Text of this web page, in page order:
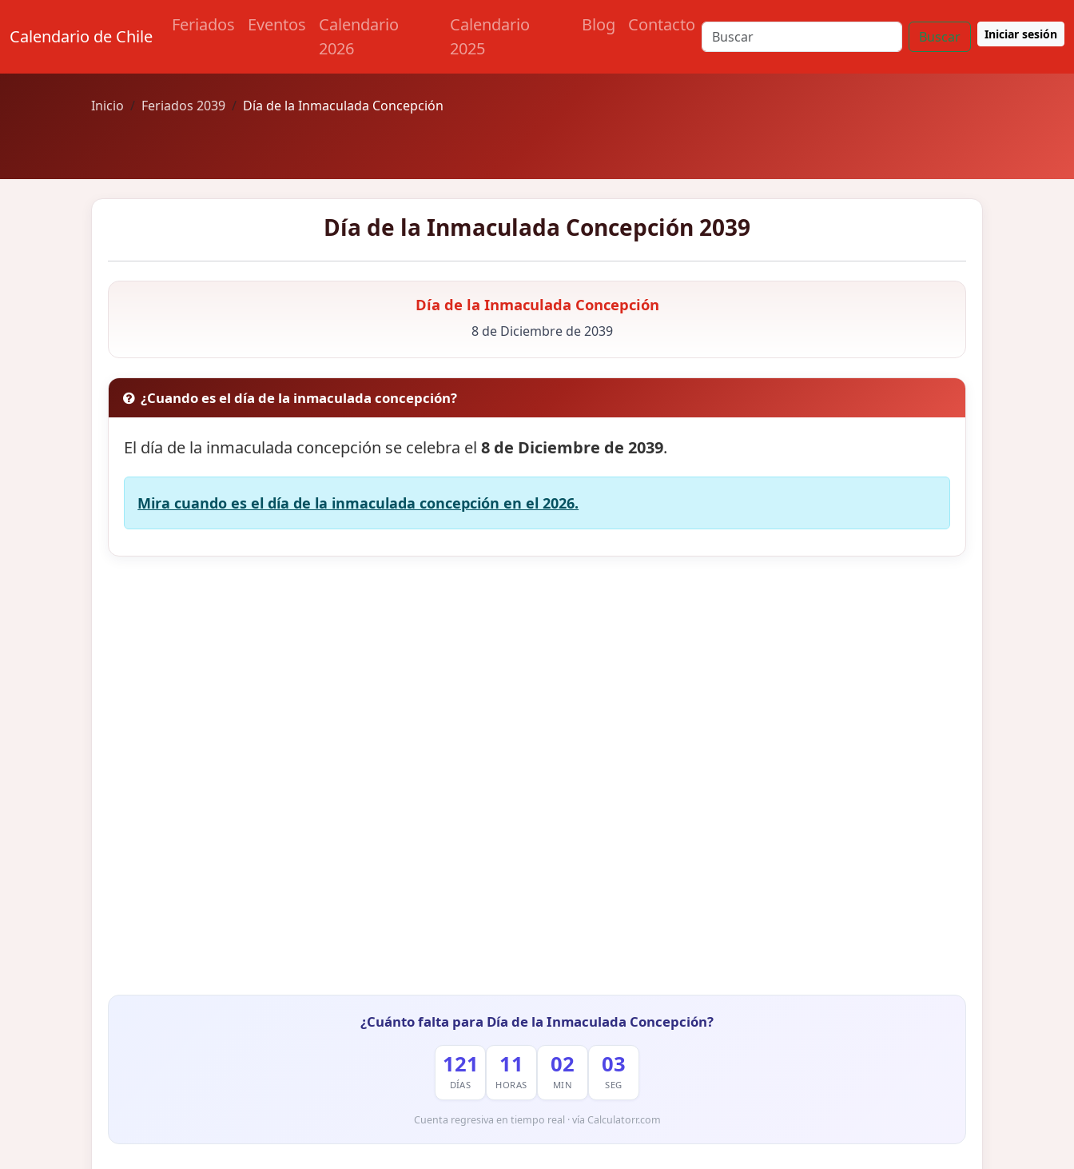
Calendario de Chile
Feriados Eventos
Calendario
2026
Calendario
2025
Blog Contacto
Buscar Iniciar sesión
Inicio Feriados 2039 Día de la Inmaculada Concepción
Día de la Inmaculada Concepción 2039
Día de la Inmaculada Concepción
8 de Diciembre de 2039
¿Cuando es el día de la inmaculada concepción?
El día de la inmaculada concepción se celebra el8 de Diciembre de 2039.
Mira cuando es el día de la inmaculada concepción en el 2026.
¿Cuánto falta para Día de la Inmaculada Concepción?
121
DÍAS
11
HORAS
02
MIN
02
SEG
Cuenta regresiva en tiempo real · vía Calculatorr.com